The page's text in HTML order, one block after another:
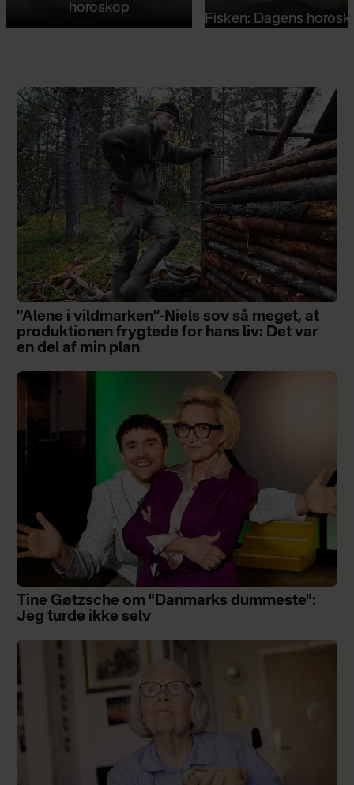
horoskop
Fisken: Dagens
”Alene i vildmarken”-Niels sov så meget, at
produktionen frygtede for hans liv: Det var
en del af min plan
Tine Gøtzsche om "Danmarks dummeste":
Jeg turde ikke selv